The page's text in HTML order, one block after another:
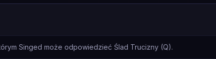
Singed może odpowiedzieć Ślad Trucizny (Q).